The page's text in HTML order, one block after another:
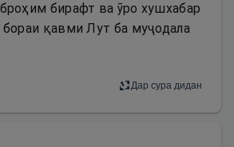
бирафт ва ӯро хушхабар
қавми Лут ба муҷодала
Дар сура дидан